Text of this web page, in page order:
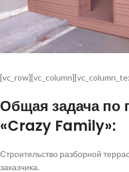
Общая задача по
«Crazy Family»:
Строительство разборной
заказчика.